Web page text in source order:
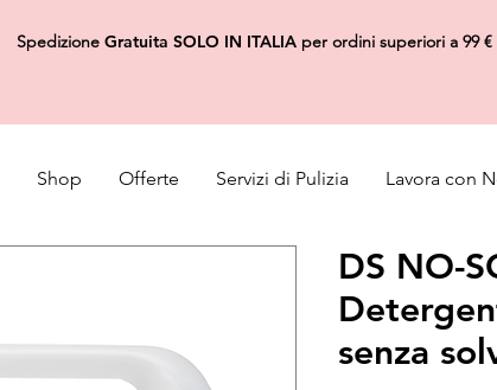
Spedizione Gratuita SOLO IN ITALIAper ordini superiori a 99 €
Shop Offerte Servizi di Pulizia Lavora con
DS NO-
senza